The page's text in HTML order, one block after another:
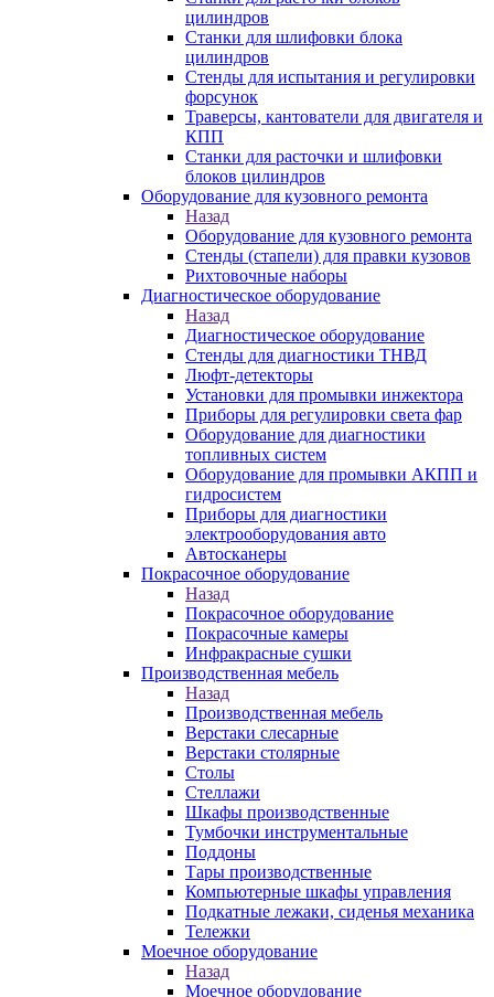
цилиндров
Станки для шлифовки блока
цилиндров
Стенды для испытания и регулировки
форсунок
Траверсы, кантователи для двигателя и
КПП
Станки для расточки и шлифовки
блоков цилиндров
Оборудование для кузовного ремонта
Назад
Оборудование для кузовного ремонта
Стенды (стапели) для правки кузовов
Рихтовочные наборы
Диагностическое оборудование
Назад
Диагностическое оборудование
Стенды для диагностики ТНВД
Люфт-детекторы
Установки для промывки инжектора
Приборы для регулировки света фар
Оборудование для диагностики
топливных систем
Оборудование для промывки АКПП и
гидросистем
Приборы для диагностики
электрооборудования авто
Автосканеры
Покрасочное оборудование
Назад
Покрасочное оборудование
Покрасочные камеры
Инфракрасные сушки
Производственная мебель
Назад
Производственная мебель
Верстаки слесарные
Верстаки столярные
Столы
Стеллажи
Шкафы производственные
Тумбочки инструментальные
Поддоны
Тары производственные
Компьютерные шкафы управления
Подкатные лежаки, сиденья механика
Тележки
Моечное оборудование
Назад
Моечное оборудование